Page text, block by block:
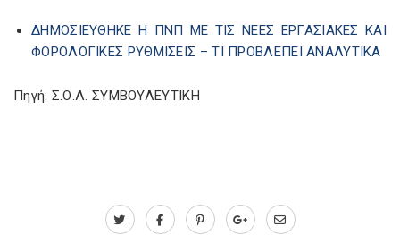
ΔΗΜΟΣΙΕΥΘΗΚΕ Η ΠΝΠ ΜΕ ΤΙΣ ΝΕΕΣ ΕΡΓΑΣΙΑΚΕΣ ΚΑΙ
ΦΟΡΟΛΟΓΙΚΕΣ ΡΥΘΜΙΣΕΙΣ – ΤΙ ΠΡΟΒΛΕΠΕΙ ΑΝΑΛΥΤΙΚΑ
Πηγή: Σ.Ο.Λ. ΣΥΜΒΟΥΛΕΥΤΙΚΗ